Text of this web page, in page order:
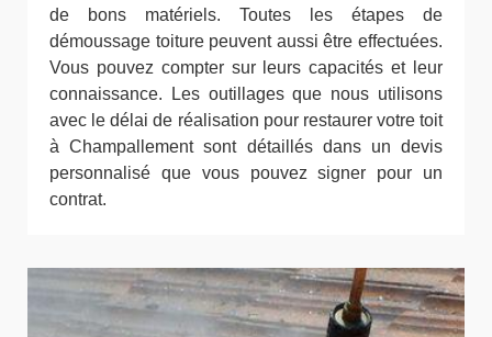
de bons matériels. Toutes les étapes de
démoussage toiture peuvent aussi être effectuées.
Vous pouvez compter sur leurs capacités et leur
connaissance. Les outillages que nous utilisons
avec le délai de réalisation pour restaurer votre toit
à Champallement sont détaillés dans un devis
personnalisé que vous pouvez signer pour un
contrat.